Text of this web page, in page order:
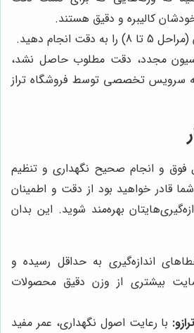
کالیبره و دقیق هستند.
انجام دهید.
مجدد، دقت مطلوب حاصل نشد،
سرویس تخصصی توسط فروشگاه تراز
و انجام صحیح نگهداری و تنظیم
خود، شما قادر خواهید بود از دقت و اطمینان
بهره‌مند شوید. این بدان
اندازه‌گیری به حداقل رسیده و
بیشتری از وزن دقیق محصولات
با رعایت اصول نگهداری، عمر مفید